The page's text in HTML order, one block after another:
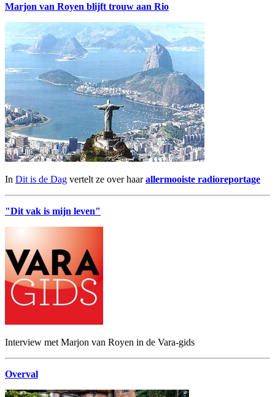
Marjon van Royen blijft trouw aan Rio
In Dit is de Dag vertelt ze over haarallermooiste radioreportage
"Dit vak is mijn leven"
Interview met Marjon van Royen in de Vara-gids
Overval